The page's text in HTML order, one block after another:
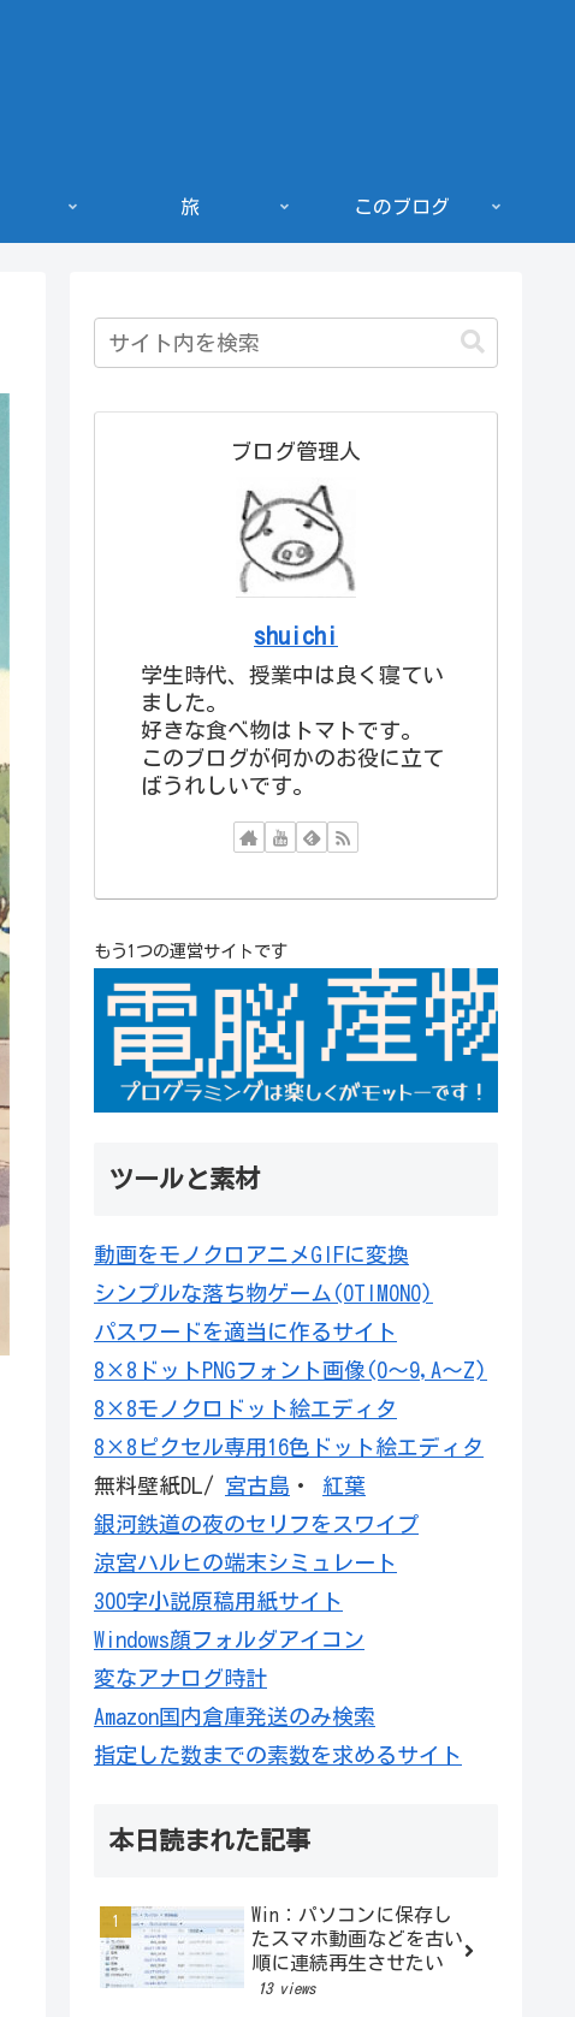
旅 このブログ
ブログ管理人
shuichi
学生時代、授業中は良く寝てい
ました。
好きな食べ物はトマトです。
このブログが何かのお役に立て
ばうれしいです。
もう1つの運営サイトです
ツールと素材
動画をモノクロアニメGIFに変換
シンプルな落ち物ゲーム(OTIMONO)
パスワードを適当に作るサイト
8×8ドットPNGフォント画像(0～9,A～Z)
8×8モノクロドット絵エディタ
8×8ピクセル専用16色ドット絵エディタ
無料壁紙DL/ 宮古島 ・ 紅葉
銀河鉄道の夜のセリフをスワイプ
涼宮ハルヒの端末シミュレート
300字小説原稿用紙サイト
Windows顔フォルダアイコン
変なアナログ時計
Amazon国内倉庫発送のみ検索
指定した数までの素数を求めるサイト
本日読まれた記事
Win：パソコンに保存し
たスマホ動画などを古い
順に連続再生させたい
13 views